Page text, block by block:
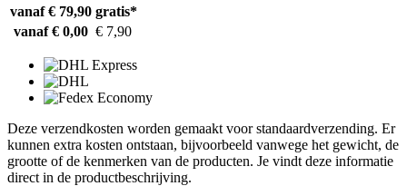
vanaf € 79,90 gratis*
vanaf € 0,00 € 7,90
Deze verzendkosten worden gemaakt voor standaardverzending. Er
kunnen extra kosten ontstaan, bijvoorbeeld vanwege het gewicht, de
grootte of de kenmerken van de producten. Je vindt deze informatie
direct in de productbeschrijving.